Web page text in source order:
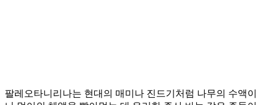
팔레오타니리나는 현대의 매미나 진드기처럼 나무의 수액이